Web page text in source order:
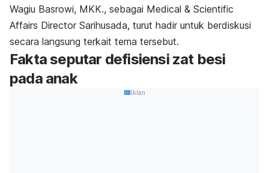
Wagiu Basrowi, MKK., sebagai Medical & Scientific
Affairs Director Sarihusada, turut hadir untuk berdiskusi
secara langsung terkait tema tersebut.
Fakta seputar defisiensi zat besi
pada anak
Iklan